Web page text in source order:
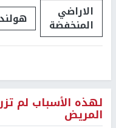
الاراضي
المنخفضة
لهذه الأسباب لم
المريض